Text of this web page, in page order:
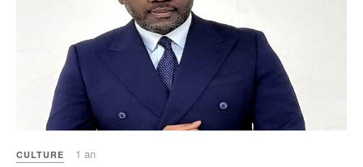
CULTURE 1 an